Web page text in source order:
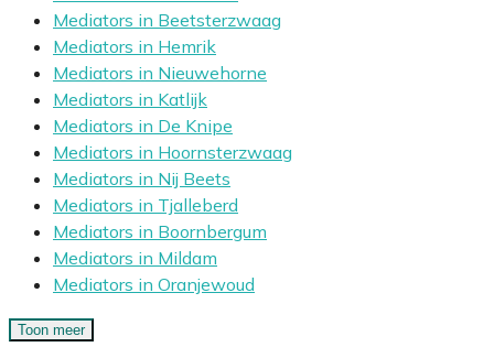
Mediators in Beetsterzwaag
Mediators in Hemrik
Mediators in Nieuwehorne
Mediators in Katlijk
Mediators in De Knipe
Mediators in Hoornsterzwaag
Mediators in Nij Beets
Mediators in Tjalleberd
Mediators in Boornbergum
Mediators in Mildam
Mediators in Oranjewoud
Toon meer